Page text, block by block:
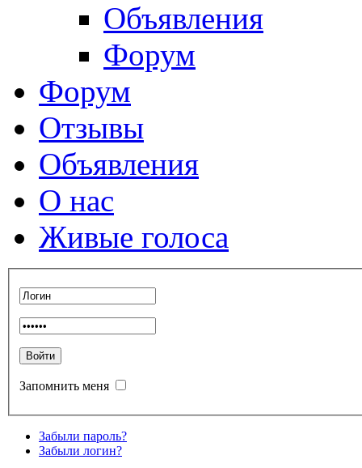
Объявления
Форум
Форум
Отзывы
Объявления
О нас
Живые голоса
Запомнить меня
Забыли пароль?
Забыли логин?